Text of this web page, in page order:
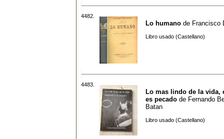
4482.
Lo humano de Francisco
Libro usado (Castellano)
4483.
Lo mas lindo de la vida,
es pecado de Fernando
Batan
Libro usado (Castellano)